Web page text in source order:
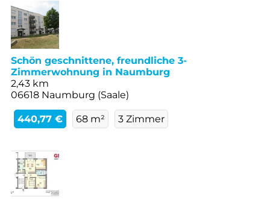
Schön geschnittene, freundliche 3-
Zimmerwohnung in Naumburg
2,43 km
06618 Naumburg (Saale)
440,77 € 68 m² 3 Zimmer